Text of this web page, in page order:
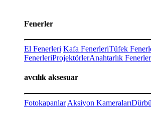
Fenerler
El Fenerleri Kafa FenerleriTüfek
FenerleriProjektörlerAnahtarlık Fenerler
avcılık aksesuar
Fotokapanlar Aksiyon Kameraları